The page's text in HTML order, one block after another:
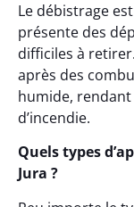
Le débistrage
présente des
difficiles à
après des
humide,
d’incendie.
Quels types
Jura ?